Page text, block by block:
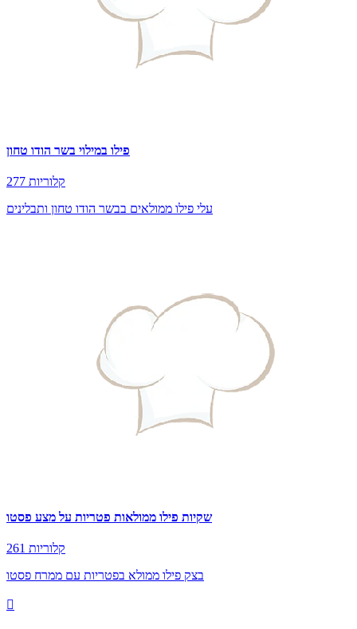
פילו במילוי בשר הודו טחון
277 קלוריות
עלי פילו ממולאים בבשר הודו טחון ותבלינים
שקיות פילו ממולאות פטריות על מצע פסטו
261 קלוריות
בצק פילו ממולא בפטריות עם ממרח פסטו
